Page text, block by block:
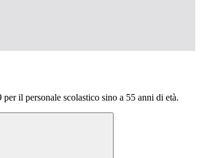
il personale scolastico sino a 55 anni di età.